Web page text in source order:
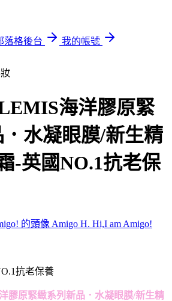
落格後台
我的帳號
海洋膠原緊
水凝眼膜/新生精
-英國NO.1抗老保
Amigo H. Hi,I am Amigo!
膠原緊緻系列新品．水凝眼膜/新生精